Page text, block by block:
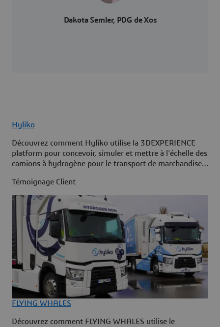
Dakota Semler, PDG de Xos
Hyliko
Découvrez comment Hyliko utilise la 3DEXPERIENCE
platform pour concevoir, simuler et mettre à l'échelle des
camions à hydrogène pour le transport de marchandises
Témoignage Client
FLYING WHALES
Découvrez comment FLYING WHALES utilise le